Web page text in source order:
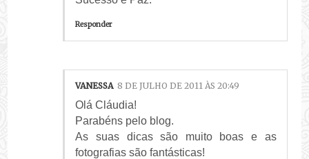
Responder
VANESSA 8 DE JULHO DE 2011 ÀS 20:49
Olá Cláudia!
Parabéns pelo blog.
As suas dicas são muito boas e as
fotografias são fantásticas!